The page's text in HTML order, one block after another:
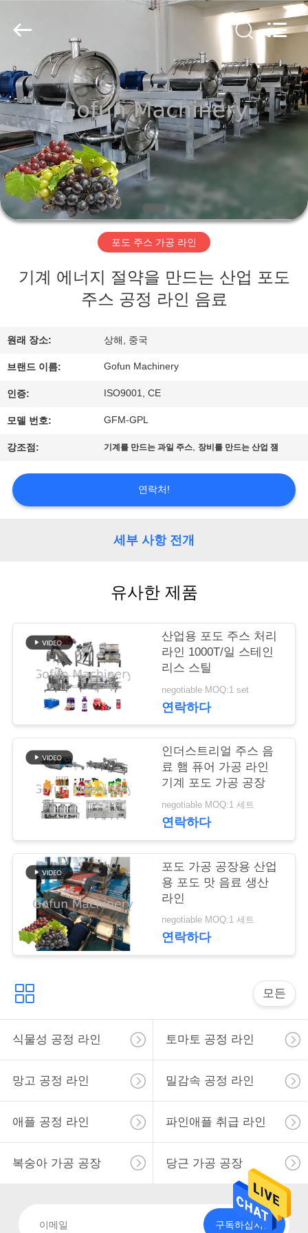
집
제
품
동
영
우
리
에
대
하
여
관
락
요
스
우
인
용
Shanghai
Ltd..
All
Rights
Reserved.
포도 주스 가공 라인
기계 에너지 절약을 만드는 산업 포도
주스 공정 라인 음료
원래 장소: 상해, 중국
브랜드 이름: Gofun Machinery
인증: ISO9001, CE
모델 번호: GFM-GPL
강조점: 기계를 만드는 과일 주스, 장비를 만드는 산업 잼
연락처!
세부 사항 전개
유사한 제품
산업용 포도 주스 처리
라인 1000T/일 스테인
리스 스틸
negotiable MOQ:1 set
연락하다
인더스트리얼 주스 음
료 햄 퓨어 가공 라인
기계 포도 가공 공장
negotiable MOQ:1 세트
연락하다
포도 가공 공장용 산업
용 포도 맛 음료 생산
라인
negotiable MOQ:1 세트
연락하다
모든
식물성 공정 라인 토마토 공정 라인
망고 공정 라인 밀감속 공정 라인
애플 공정 라인 파인애플 취급 라인
복숭아 가공 공장 당근 가공 공장
구독하십시오